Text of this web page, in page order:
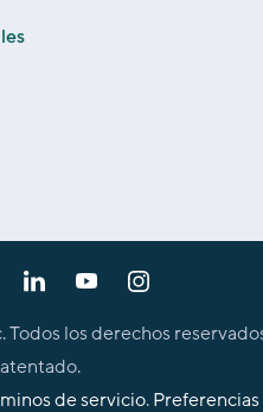
los derechos
de servicio.